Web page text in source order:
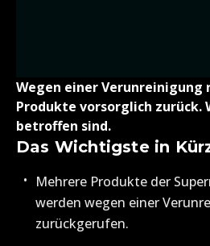
Wegen einer
Produkte vorsorglich zurück.
betroffen sind.
Das Wichtigste in
Mehrere Produkte der
werden wegen einer
zurückgerufen.